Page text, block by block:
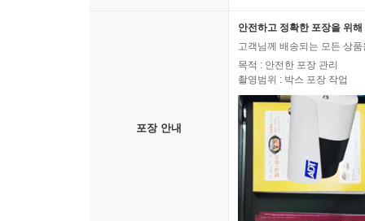
포장 안내
안전하고 정확한 포장을 위
고객님께 배송되는 모든 상
목적 : 안전한 포장 관리
촬영범위 : 박스 포장 작업